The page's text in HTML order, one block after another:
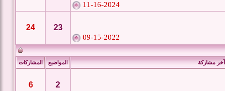
11-16-2024
09-15-2022
23
24
آخر مشاركة المواضيع المشاركات
2
6